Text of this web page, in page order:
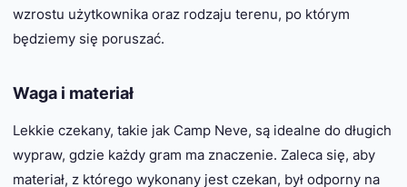
wzrostu użytkownika oraz rodzaju terenu, po którym
będziemy się poruszać.
Waga i materiał
Lekkie czekany, takie jak Camp Neve, są idealne do długich
wypraw, gdzie każdy gram ma znaczenie. Zaleca się, aby
materiał, z którego wykonany jest czekan, był odporny na